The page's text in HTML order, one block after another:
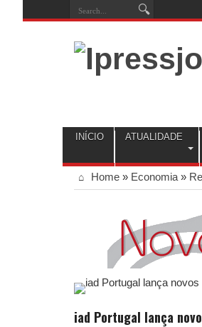
INÍCIO ATUALIDADE
Home » Economia »
iad Portugal lança